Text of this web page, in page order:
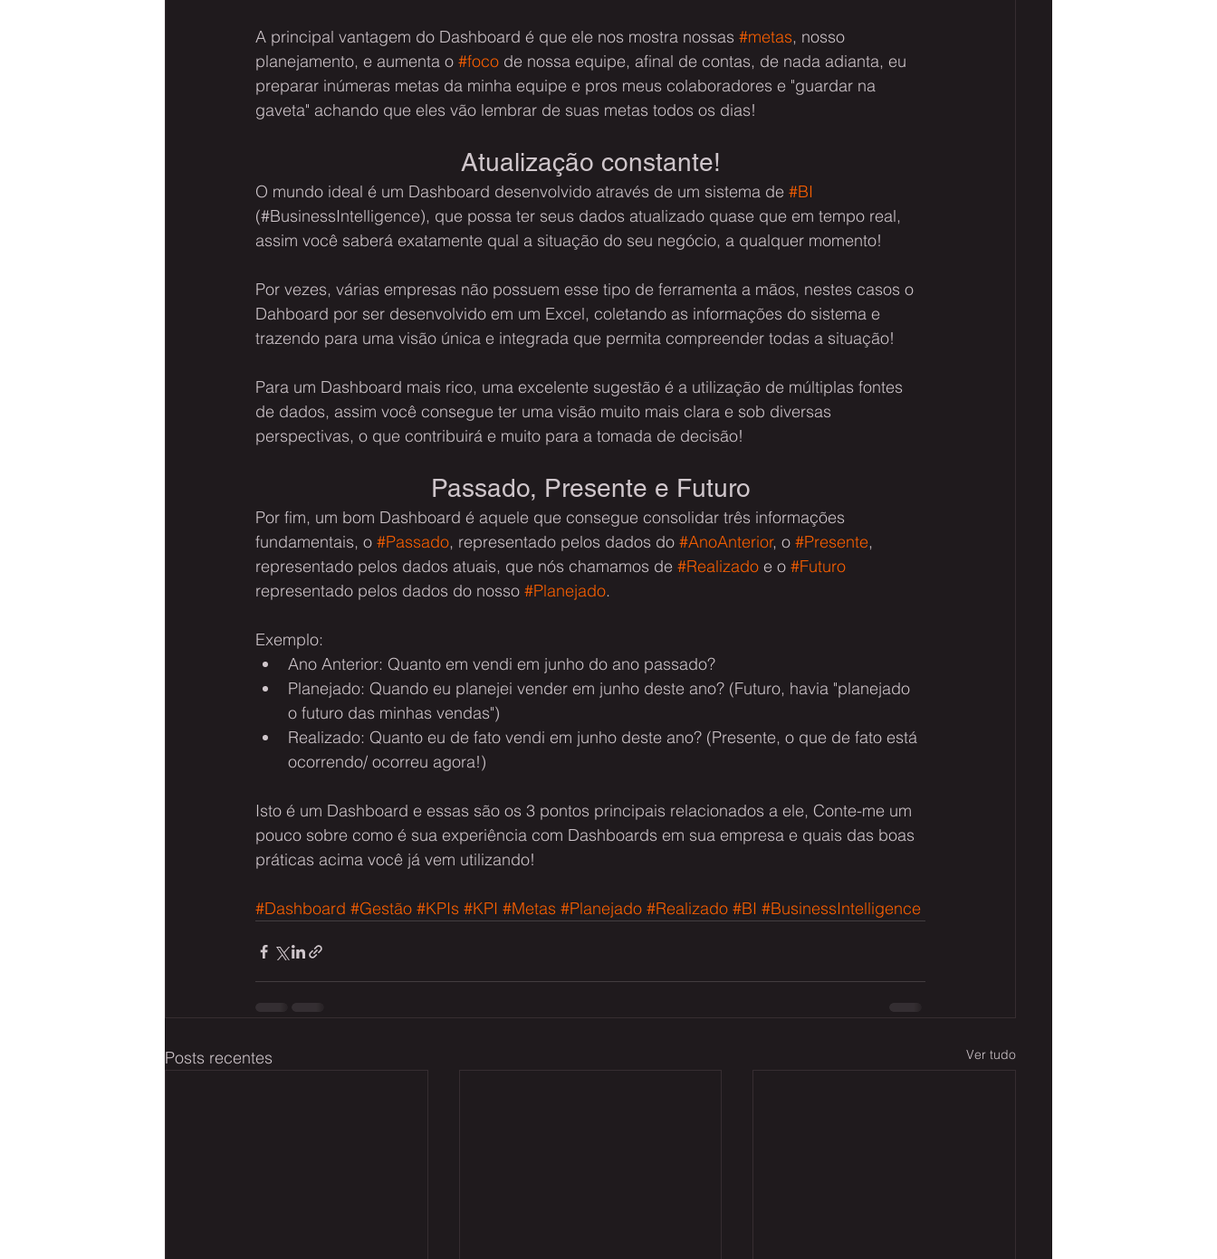
A principal vantagem do Dashboard é que ele nos mostra nossas #metas, nosso
planejamento, e aumenta o #foco de nossa equipe, afinal de contas, de nada adianta, eu
preparar inúmeras metas da minha equipe e pros meus colaboradores e "guardar na
gaveta" achando que eles vão lembrar de suas metas todos os dias!
Atualização constante!
O mundo ideal é um Dashboard desenvolvido através de um sistema de #BI
(#BusinessIntelligence), que possa ter seus dados atualizado quase que em tempo real,
assim você saberá exatamente qual a situação do seu negócio, a qualquer momento!
Por vezes, várias empresas não possuem esse tipo de ferramenta a mãos, nestes casos o
Dahboard por ser desenvolvido em um Excel, coletando as informações do sistema e
trazendo para uma visão única e integrada que permita compreender todas a situação!
Para um Dashboard mais rico, uma excelente sugestão é a utilização de múltiplas fontes
de dados, assim você consegue ter uma visão muito mais clara e sob diversas
perspectivas, o que contribuirá e muito para a tomada de decisão!
Passado, Presente e Futuro
Por fim, um bom Dashboard é aquele que consegue consolidar três informações
fundamentais, o #Passado, representado pelos dados do #AnoAnterior, o #Presente,
representado pelos dados atuais, que nós chamamos de #Realizado e o #Futuro
representado pelos dados do nosso #Planejado.
Exemplo:
Ano Anterior: Quanto em vendi em junho do ano passado?
Planejado: Quando eu planejei vender em junho deste ano? (Futuro, havia "planejado
o futuro das minhas vendas")
Realizado: Quanto eu de fato vendi em junho deste ano? (Presente, o que de fato está
ocorrendo/ ocorreu agora!)
Isto é um Dashboard e essas são os 3 pontos principais relacionados a ele, Conte-me um
pouco sobre como é sua experiência com Dashboards em sua empresa e quais das boas
práticas acima você já vem utilizando!
#Dashboard #Gestão #KPIs #KPI #Metas #Planejado #Realizado #BI #BusinessIntelligence
Posts recentes Ver tudo